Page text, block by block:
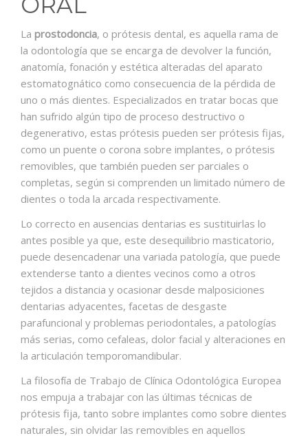
La prostodoncia, o prótesis dental, es aquella rama de
la odontología que se encarga de devolver la función,
anatomía, fonación y estética alteradas del aparato
estomatognático como consecuencia de la pérdida de
uno o más dientes. Especializados en tratar bocas que
han sufrido algún tipo de proceso destructivo o
degenerativo, estas prótesis pueden ser prótesis fijas,
como un puente o corona sobre implantes, o prótesis
removibles, que también pueden ser parciales o
completas, según si comprenden un limitado número de
dientes o toda la arcada respectivamente.
Lo correcto en ausencias dentarias es sustituirlas lo
antes posible ya que, este desequilibrio masticatorio,
puede desencadenar una variada patología, que puede
extenderse tanto a dientes vecinos como a otros
tejidos a distancia y ocasionar desde malposiciones
dentarias adyacentes, facetas de desgaste
parafuncional y problemas periodontales, a patologías
más serias, como cefaleas, dolor facial y alteraciones en
la articulación temporomandibular.
La filosofía de Trabajo de Clínica Odontológica Europea
nos empuja a trabajar con las últimas técnicas de
prótesis fija, tanto sobre implantes como sobre dientes
naturales, sin olvidar las removibles en aquellos